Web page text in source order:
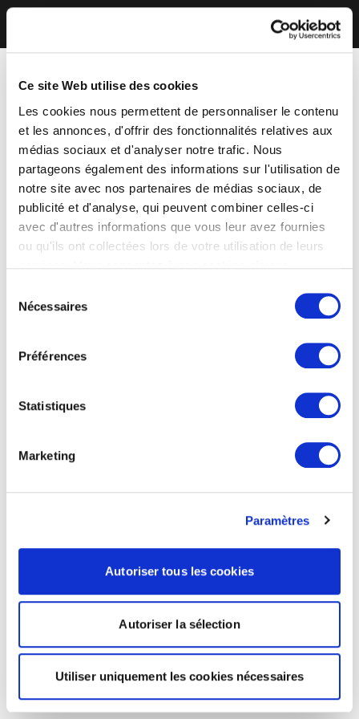
Ce site Web utilise des cookies
Les cookies nous permettent de personnaliser le contenu
et les annonces, d'offrir des fonctionnalités relatives aux
médias sociaux et d'analyser notre trafic. Nous
partageons également des informations sur l'utilisation de
notre site avec nos partenaires de médias sociaux, de
publicité et d'analyse, qui peuvent combiner celles-ci
avec d'autres informations que vous leur avez fournies
ou qu'ils ont collectées lors de votre utilisation de leurs
Nécessaires
Préférences
Statistiques
Marketing
Paramètres
Autoriser tous les cookies
Autoriser la sélection
Utiliser uniquement les cookies nécessaires